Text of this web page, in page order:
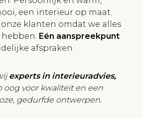
een interieur op maat.
klanten omdat we alles
Eén aanspreekpunt
afspraken.
experts in interieuradvies,
oog voor kwaliteit en een
gedurfde ontwerpen.